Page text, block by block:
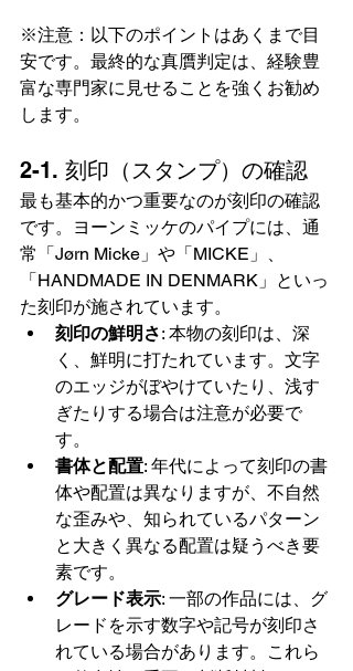
※注意：以下のポイントはあくまで目
安です。最終的な真贋判定は、経験豊
富な専門家に見せることを強くお勧め
します。
2-1. 刻印（スタンプ）の確認
最も基本的かつ重要なのが刻印の確認
です。ヨーンミッケのパイプには、通
常「Jørn Micke」や「MICKE」、
「HANDMADE IN DENMARK」といっ
た刻印が施されています。
刻印の鮮明さ: 本物の刻印は、深
く、鮮明に打たれています。文字
のエッジがぼやけていたり、浅す
ぎたりする場合は注意が必要で
す。
書体と配置: 年代によって刻印の書
体や配置は異なりますが、不自然
な歪みや、知られているパターン
と大きく異なる配置は疑うべき要
素です。
グレード表示: 一部の作品には、グ
レードを示す数字や記号が刻印さ
れている場合があります。これら